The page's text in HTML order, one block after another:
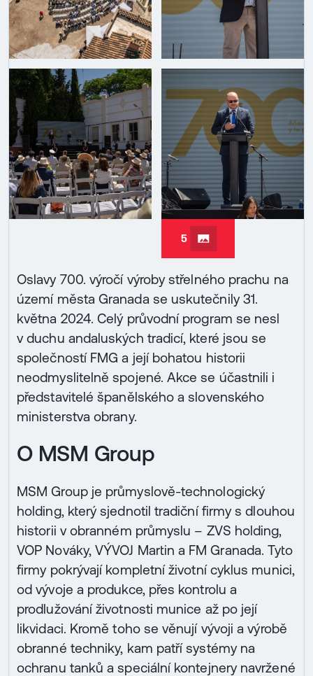
5
Oslavy 700. výročí výroby střelného prachu na
území města Granada se uskutečnily 31.
května 2024. Celý průvodní program se nesl
v duchu andaluských tradicí, které jsou se
společností FMG a její bohatou historii
neodmyslitelně spojené. Akce se účastnili i
představitelé španělského a slovenského
ministerstva obrany.
O MSM Group
MSM Group je průmyslově-technologický
holding, který sjednotil tradiční firmy s dlouhou
historii v obranném průmyslu – ZVS holding,
VOP Nováky, VÝVOJ Martin a FM Granada. Tyto
firmy pokrývají kompletní životní cyklus munici,
od vývoje a produkce, přes kontrolu a
prodlužování životnosti munice až po její
likvidaci. Kromě toho se věnují vývoji a výrobě
obranné techniky, kam patří systémy na
ochranu tanků a speciální kontejnery navržené